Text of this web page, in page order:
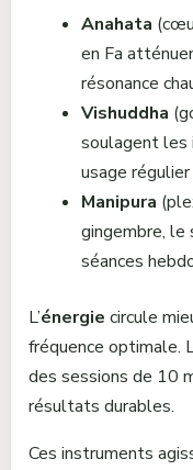
Anahata
en Fa
résonance
Vishuddha
soulagent les
usage
Manipura
gingembre, le
séances
L’énergie circule
fréquence optimale.
des sessions de 10
résultats durables.
Ces instruments